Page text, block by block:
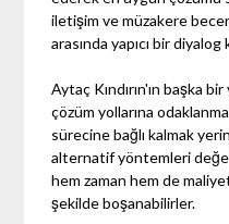
iletişim ve müzakere
arasında yapıcı bir
Aytaç Kındırın'ın başka
çözüm yollarına
sürecine bağlı kalmak
alternatif yöntemleri
hem zaman hem de
şekilde boşanabilirler.